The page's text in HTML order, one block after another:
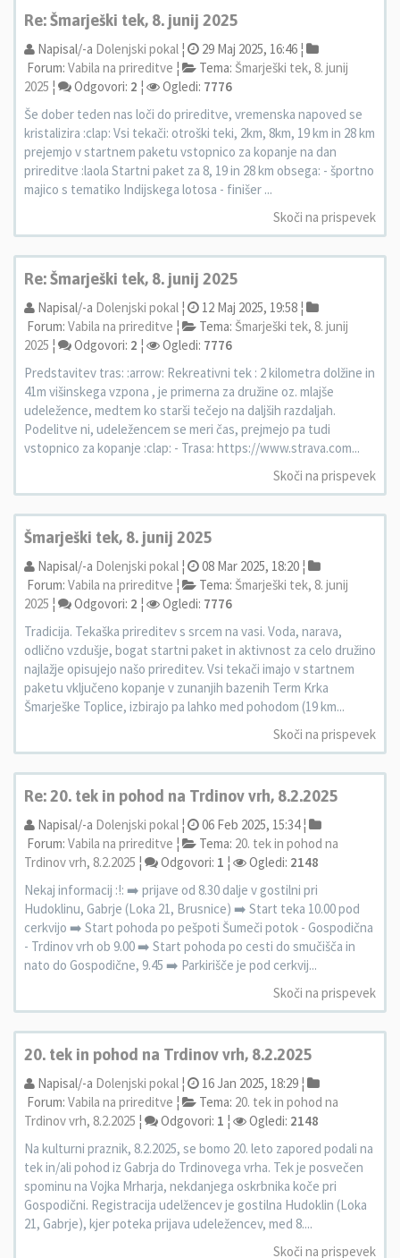
Re: Šmarješki tek, 8. junij 2025
Napisal/-a Dolenjski pokal ¦
29 Maj 2025, 16:46 ¦
Forum: Vabila na prireditve ¦ Tema: Šmarješki tek, 8. junij
2025 ¦ Odgovori: 2 ¦ Ogledi: 7776
Še dober teden nas loči do prireditve, vremenska napoved se
kristalizira :clap: Vsi tekači: otroški teki, 2km, 8km, 19 km in 28 km
prejemjo v startnem paketu vstopnico za kopanje na dan
prireditve :laola Startni paket za 8, 19 in 28 km obsega: - športno
majico s tematiko Indijskega lotosa - finišer ...
Skoči na prispevek
Re: Šmarješki tek, 8. junij 2025
Napisal/-a Dolenjski pokal ¦
12 Maj 2025, 19:58 ¦
Forum: Vabila na prireditve ¦ Tema: Šmarješki tek, 8. junij
2025 ¦ Odgovori: 2 ¦ Ogledi: 7776
Predstavitev tras: :arrow: Rekreativni tek : 2 kilometra dolžine in
41m višinskega vzpona , je primerna za družine oz. mlajše
udeležence, medtem ko starši tečejo na daljših razdaljah.
Podelitve ni, udeležencem se meri čas, prejmejo pa tudi
vstopnico za kopanje :clap: - Trasa: https://www.strava.com...
Skoči na prispevek
Šmarješki tek, 8. junij 2025
Napisal/-a Dolenjski pokal ¦
08 Mar 2025, 18:20 ¦
Forum: Vabila na prireditve ¦ Tema: Šmarješki tek, 8. junij
2025 ¦ Odgovori: 2 ¦ Ogledi: 7776
Tradicija. Tekaška prireditev s srcem na vasi. Voda, narava,
odlično vzdušje, bogat startni paket in aktivnost za celo družino
najlažje opisujejo našo prireditev. Vsi tekači imajo v startnem
paketu vključeno kopanje v zunanjih bazenih Term Krka
Šmarješke Toplice, izbirajo pa lahko med pohodom (19 km...
Skoči na prispevek
Re: 20. tek in pohod na Trdinov vrh, 8.2.2025
Napisal/-a Dolenjski pokal ¦
06 Feb 2025, 15:34 ¦
Forum: Vabila na prireditve ¦ Tema: 20. tek in pohod na
Trdinov vrh, 8.2.2025 ¦ Odgovori: 1 ¦ Ogledi: 2148
Nekaj informacij :!: ➡️ prijave od 8.30 dalje v gostilni pri
Hudoklinu, Gabrje (Loka 21, Brusnice) ➡️ Start teka 10.00 pod
cerkvijo ➡️ Start pohoda po pešpoti Šumeči potok - Gospodična
- Trdinov vrh ob 9.00 ➡️ Start pohoda po cesti do smučišča in
nato do Gospodične, 9.45 ➡️ Parkirišče je pod cerkvij...
Skoči na prispevek
20. tek in pohod na Trdinov vrh, 8.2.2025
Napisal/-a Dolenjski pokal ¦
16 Jan 2025, 18:29 ¦
Forum: Vabila na prireditve ¦ Tema: 20. tek in pohod na
Trdinov vrh, 8.2.2025 ¦ Odgovori: 1 ¦ Ogledi: 2148
Na kulturni praznik, 8.2.2025, se bomo 20. leto zapored podali na
tek in/ali pohod iz Gabrja do Trdinovega vrha. Tek je posvečen
spominu na Vojka Mrharja, nekdanjega oskrbnika koče pri
Gospodični. Registracija udelžencev je gostilna Hudoklin (Loka
21, Gabrje), kjer poteka prijava udeležencev, med 8....
Skoči na prispevek